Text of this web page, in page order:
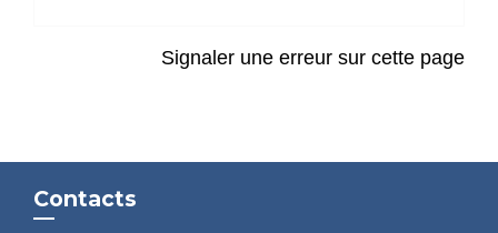
Signaler une erreur sur cette page
Contacts